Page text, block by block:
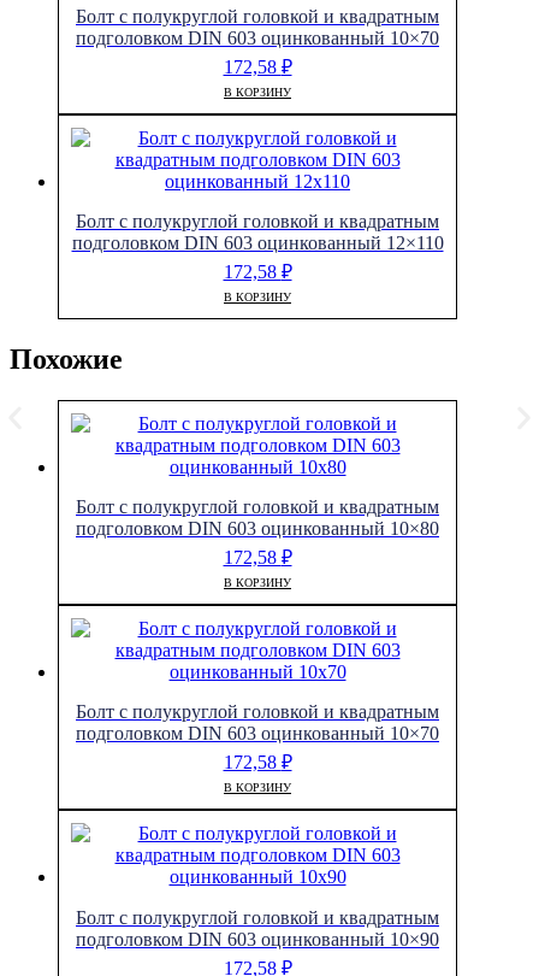
Болт с полукруглой головкой и квадратным
подголовком DIN 603 оцинкованный 10×70
172,58 ₽
В КОРЗИНУ
Болт с полукруглой головкой и квадратным
подголовком DIN 603 оцинкованный 12×110
172,58 ₽
В КОРЗИНУ
Похожие
Болт с полукруглой головкой и квадратным
подголовком DIN 603 оцинкованный 10×80
172,58 ₽
В КОРЗИНУ
Болт с полукруглой головкой и квадратным
подголовком DIN 603 оцинкованный 10×70
172,58 ₽
В КОРЗИНУ
Болт с полукруглой головкой и квадратным
подголовком DIN 603 оцинкованный 10×90
172,58 ₽